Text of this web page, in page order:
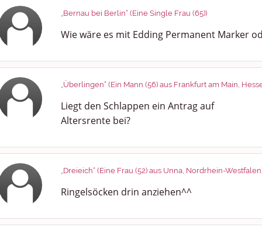
„Bernau bei Berlin“ (Eine Single Frau (65))
Wie wäre es mit Edding Permanent Marker
„Überlingen“ (Ein Mann (56) aus Frankfurt am Main,
Liegt den Schlappen ein Antrag auf
Altersrente bei?
„Dreieich“ (Eine Frau (52) aus Unna, Nordrhein-
Ringelsöcken drin anziehen^^